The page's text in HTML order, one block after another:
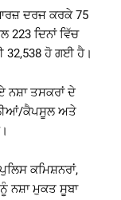
ਦਰਜ ਕਰਕੇ 75
223 ਦਿਨਾਂ ਵਿੱਚ
32,538 ਹੋ ਗਈ ਹੈ।
ਨਸ਼ਾ ਤਸਕਰਾਂ ਦੇ
ਕੈਪਸੂਲ ਅਤੇ
ਕਮਿਸ਼ਨਰਾਂ,
ਨਸ਼ਾ ਮੁਕਤ ਸੂਬਾ